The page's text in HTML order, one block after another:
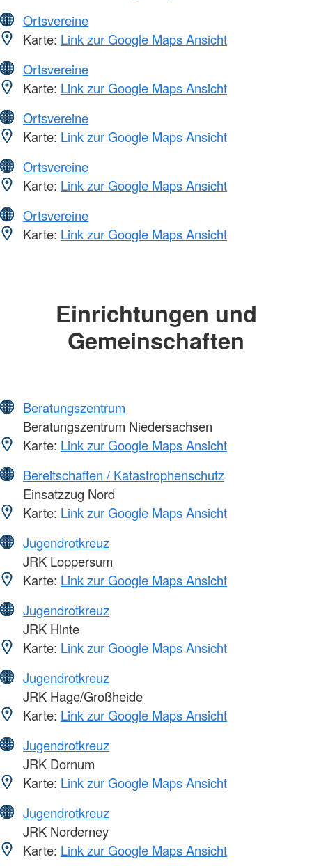
Ortsvereine
Karte: Link zur Google Maps Ansicht
Ortsvereine
Karte: Link zur Google Maps Ansicht
Ortsvereine
Karte: Link zur Google Maps Ansicht
Ortsvereine
Karte: Link zur Google Maps Ansicht
Ortsvereine
Karte: Link zur Google Maps Ansicht
Einrichtungen und
Gemeinschaften
Beratungszentrum
Beratungszentrum Niedersachsen
Karte: Link zur Google Maps Ansicht
Bereitschaften / Katastrophenschutz
Einsatzzug Nord
Karte: Link zur Google Maps Ansicht
Jugendrotkreuz
JRK Loppersum
Karte: Link zur Google Maps Ansicht
Jugendrotkreuz
JRK Hinte
Karte: Link zur Google Maps Ansicht
Jugendrotkreuz
JRK Hage/Großheide
Karte: Link zur Google Maps Ansicht
Jugendrotkreuz
JRK Dornum
Karte: Link zur Google Maps Ansicht
Jugendrotkreuz
JRK Norderney
Karte: Link zur Google Maps Ansicht